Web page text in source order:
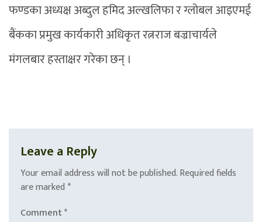
फण्डका अध्यक्ष अब्दुल हमिद अल्खलिफा र ग्लोबल आइएमई
बैंकका प्रमुख कार्यकारी अधिकृत रत्नराज बज्राचार्यले
मंगलबार हस्ताक्षर गरेका छन् ।
Leave a Reply
Your email address will not be published.Required fields
are marked *
Comment*